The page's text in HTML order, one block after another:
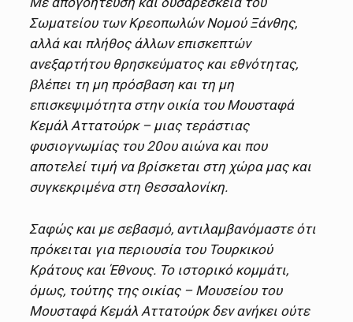
Σωματείου των Κρεοπωλών Νομού Ξάνθης,
αλλά και πλήθος άλλων επισκεπτών
ανεξαρτήτου θρησκεύματος και εθνότητας,
βλέπει τη μη πρόσβαση και τη μη
επισκεψιμότητα στην οικία του Μουσταφά
Κεμάλ Αττατούρκ – μιας τεράστιας
φυσιογνωμίας του 20ου αιώνα και που
αποτελεί τιμή να βρίσκεται στη χώρα μας και
συγκεκριμένα στη Θεσσαλονίκη.
Σαφώς και με σεβασμό, αντιλαμβανόμαστε ότι
πρόκειται για περιουσία του Τουρκικού
Κράτους και Έθνους. Το ιστορικό κομμάτι,
όμως, τούτης της οικίας – Μουσείου του
Μουσταφά Κεμάλ Αττατούρκ δεν ανήκει ούτε